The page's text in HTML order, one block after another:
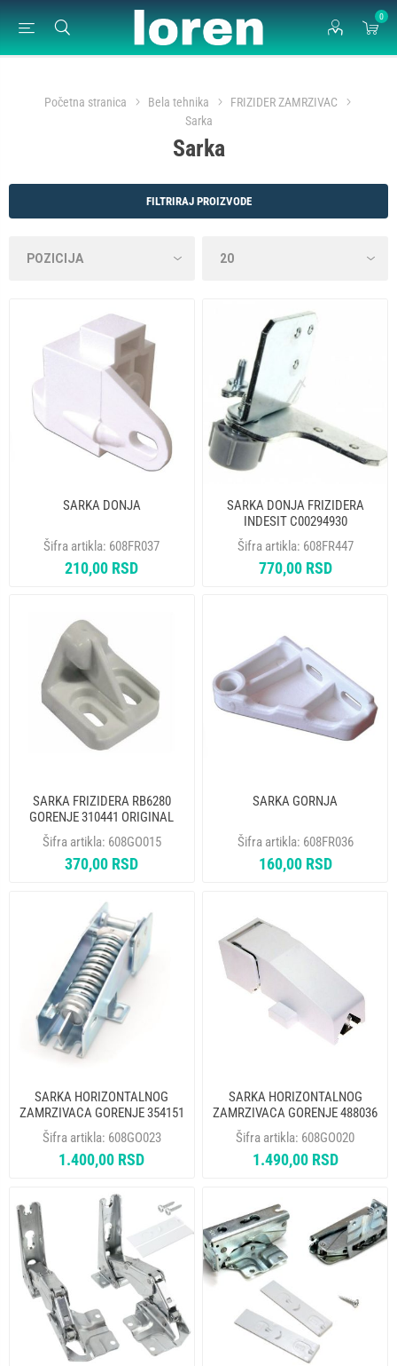
0
Početna stranica Bela tehnika
FRIZIDER ZAMRZIVAC
Sarka
Sarka
FILTRIRAJ PROIZVODE
SARKA DONJA
Šifra artikla: 608FR037
210,00 RSD
SARKA DONJA FRIZIDERA
INDESIT C00294930
Šifra artikla: 608FR447
770,00 RSD
SARKA FRIZIDERA RB6280
GORENJE 310441 ORIGINAL
Šifra artikla: 608GO015
370,00 RSD
SARKA GORNJA
Šifra artikla: 608FR036
160,00 RSD
SARKA HORIZONTALNOG
ZAMRZIVACA GORENJE 354151
ORIGINAL
Šifra artikla: 608GO023
1.400,00 RSD
SARKA HORIZONTALNOG
ZAMRZIVACA GORENJE 488036
SA POKLOPCEM ORIGINAL A:
78232
Šifra artikla: 608GO020
1.490,00 RSD